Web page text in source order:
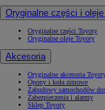
Oryginalne części i
Oryginalne części Toyoty
Oryginalne oleje Toyoty
Akcesoria
Oryginalne akcesoria
Opony i koła zimowe
Zabudowy samochodów
Zabezpieczenia i alarmy
Sklep Toyoty